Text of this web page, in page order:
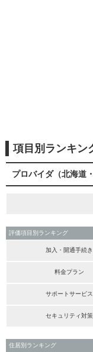
項目別ランキン
プロバイダ（北海道
評価項目別ランキング
加入・開通手続き
料金プラン
サポートサービス
セキュリティ対策
住居別ランキング